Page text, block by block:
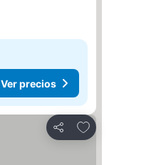
Ver precios
Compartir
Añadir a favoritos